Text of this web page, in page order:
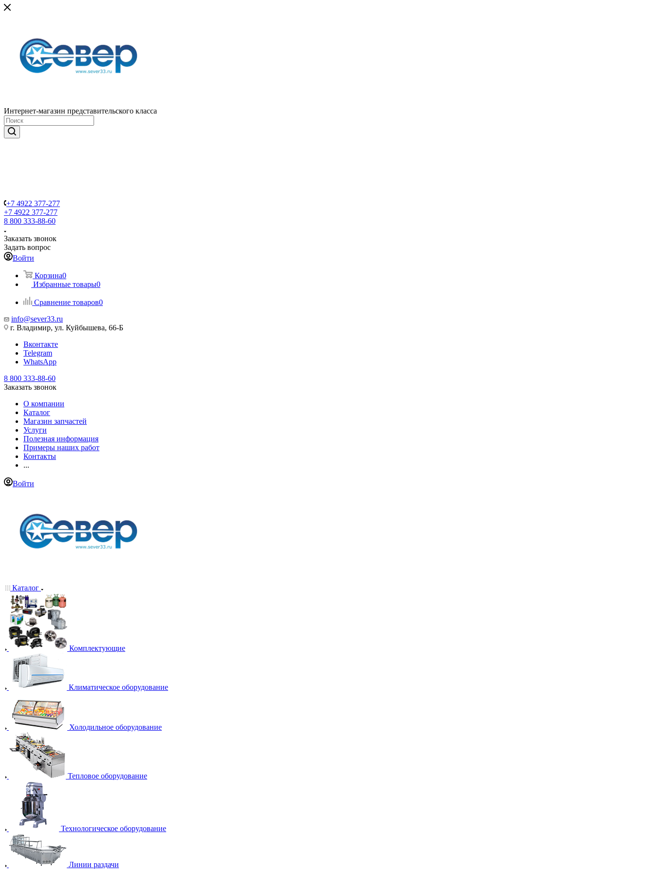
Интернет-магазин представительского класса
+7 4922 377-277
+7 4922 377-277
8 800 333-88-60
Заказать звонок
Задать вопрос
Войти
Корзина0
Избранные товары0
Сравнение товаров0
info@sever33.ru
г. Владимир, ул. Куйбышева, 66-Б
Вконтакте
Telegram
WhatsApp
8 800 333-88-60
Заказать звонок
О компании
Каталог
Магазин запчастей
Услуги
Полезная информация
Примеры наших работ
Контакты
...
Войти
Каталог
Комплектующие
Климатическое оборудование
Холодильное оборудование
Тепловое оборудование
Технологическое оборудование
Линии раздачи